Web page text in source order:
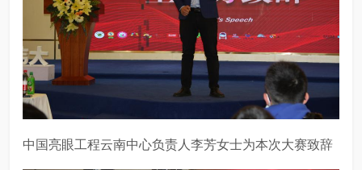
中国亮眼工程云南中心负责人李芳女士为本次大赛致辞